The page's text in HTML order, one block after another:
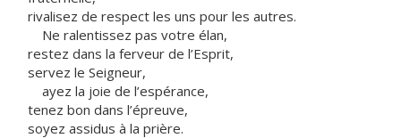
rivalisez de respect les uns pour les autres.
Ne ralentissez pas votre élan,
restez dans la ferveur de l’Esprit,
servez le Seigneur,
ayez la joie de l’espérance,
tenez bon dans l’épreuve,
soyez assidus à la prière.